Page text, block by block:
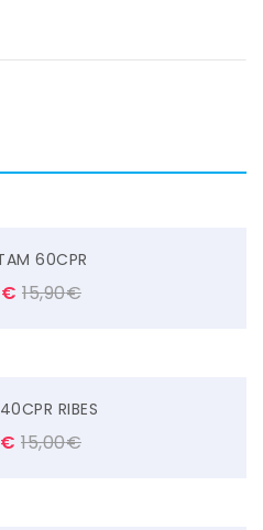
60CPR
€ 15,90€
RIBES
€ 15,00€